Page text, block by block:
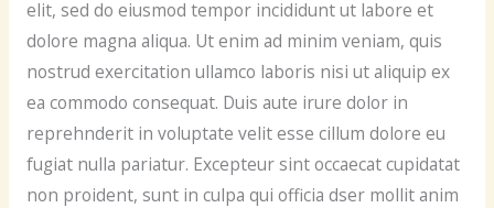
elit, sed do eiusmod tempor incididunt ut labore et
dolore magna aliqua. Ut enim ad minim veniam, quis
nostrud exercitation ullamco laboris nisi ut aliquip ex
ea commodo consequat. Duis aute irure dolor in
reprehnderit in voluptate velit esse cillum dolore eu
fugiat nulla pariatur. Excepteur sint occaecat cupidatat
non proident, sunt in culpa qui officia dser mollit anim